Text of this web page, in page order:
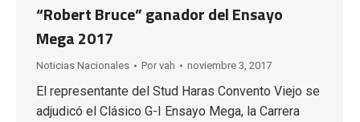
“Robert Bruce” ganador del Ensayo
Mega 2017
Noticias Nacionales Por vah noviembre 3, 2017
El representante del Stud Haras Convento Viejo se
adjudicó el Clásico G-I Ensayo Mega, la Carrera